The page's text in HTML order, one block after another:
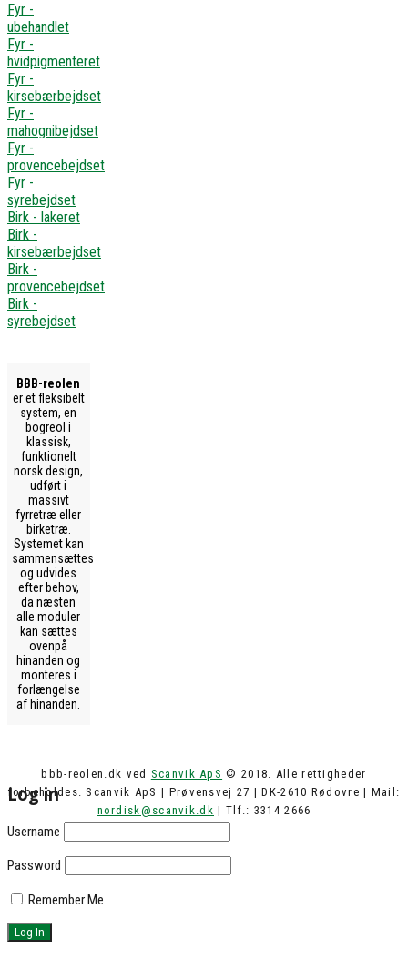
Fyr -
ubehandlet
Fyr -
hvidpigmenteret
Fyr -
kirsebærbejdset
Fyr -
mahognibejdset
Fyr -
provencebejdset
Fyr -
syrebejdset
Birk - lakeret
Birk -
kirsebærbejdset
Birk -
provencebejdset
Birk -
syrebejdset
BBB-reolen
er et fleksibelt
system, en
bogreol i
klassisk,
funktionelt
norsk design,
udført i
massivt
fyrretræ eller
birketræ.
Systemet kan
sammensættes
og udvides
efter behov,
da næsten
alle moduler
kan sættes
ovenpå
hinanden og
monteres i
forlængelse
af hinanden.
bbb-reolen.dk ved Scanvik ApS © 2018. Alle rettigheder
forbeholdes. Scanvik ApS | Prøvensvej 27 | DK-2610 Rødovre | Mail:
nordisk@scanvik.dk | Tlf.: 3314 2666
Log in
Username
Password
Remember Me